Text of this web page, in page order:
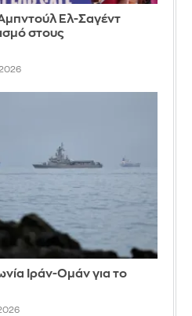
Αμπντούλ Ελ-Σαγέντ
στους
Ιράν-Ομάν για το